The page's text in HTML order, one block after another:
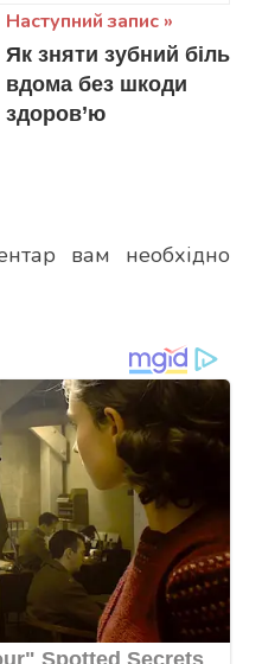
Наступний запис
Як зняти зубний біль
вдома без шкоди
здоров’ю
вам необхідно